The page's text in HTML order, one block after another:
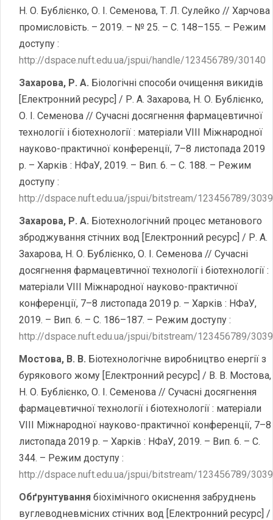
Н. О. Бублієнко, О. І. Семенова, Т. Л. Сулейко // Харчова
промисловість. – 2019. – № 25. – С. 148–155. – Режим
доступу :
http://dspace.nuft.edu.ua/jspui/handle/123456789/30140
Захарова, Р. А. Біологічні способи очищення викидів
[Електронний ресурс] / Р. А. Захарова, Н. О. Бублієнко,
О. І. Семенова // Сучасні досягнення фармацевтичної
технології і біотехнології : матеріали VІІІ Міжнародної
науково-практичної конференції, 7–8 листопада 2019
р. – Харків : НФаУ, 2019. – Вип. 6. – С. 188. – Режим
доступу :
http://dspace.nuft.edu.ua/jspui/bitstream/123456789/
Захарова, Р. А. Біотехнологічний процес метанового
зброджування стічних вод [Електронний ресурс] / Р. А.
Захарова, Н. О. Бублієнко, О. І. Семенова // Сучасні
досягнення фармацевтичної технології і біотехнології :
матеріали VІІІ Міжнародної науково-практичної
конференції, 7–8 листопада 2019 р. – Харків : НФаУ,
2019. – Вип. 6. – С. 186–187. – Режим доступу :
http://dspace.nuft.edu.ua/jspui/bitstream/123456789/
Мостова, В. В. Біотехнологічне виробництво енергії з
бурякового жому [Електронний ресурс] / В. В. Мостова,
Н. О. Бублієнко, О. І. Семенова // Сучасні досягнення
фармацевтичної технології і біотехнології : матеріали
VІІІ Міжнародної науково-практичної конференції, 7–8
листопада 2019 р. – Харків : НФаУ, 2019. – Вип. 6. – С.
344. – Режим доступу :
http://dspace.nuft.edu.ua/jspui/bitstream/123456789/
Обґрунтування біохімічного окиснення забруднень
вуглеводневмісних стічних вод [Електронний ресурс] /